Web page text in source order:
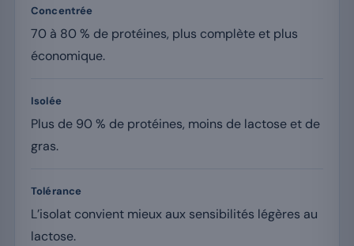
Concentrée
70 à 80 % de protéines, plus complète et plus
économique.
Isolée
Plus de 90 % de protéines, moins de lactose et de
gras.
Tolérance
L’isolat convient mieux aux sensibilités légères au
lactose.